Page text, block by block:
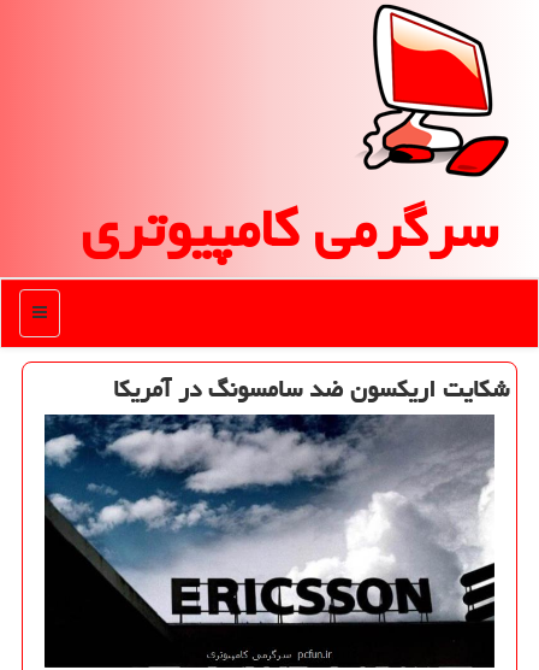
سرگرمی كامپیوتری
منو
شكایت اریكسون ضد سامسونگ در آمریكا